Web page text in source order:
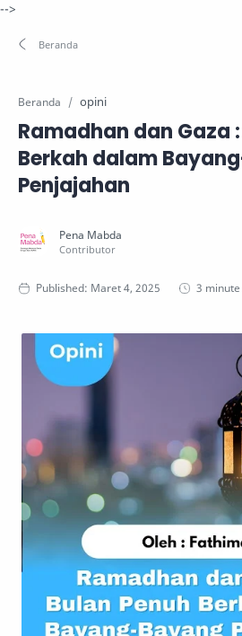
-->
Beranda opini
Ramadhan dan Gaza
Berkah dalam
Penjajahan
3